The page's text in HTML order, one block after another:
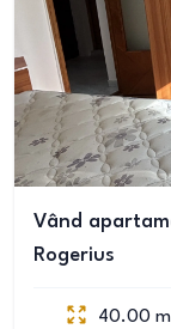
Vând
Rogerius
40.00 m